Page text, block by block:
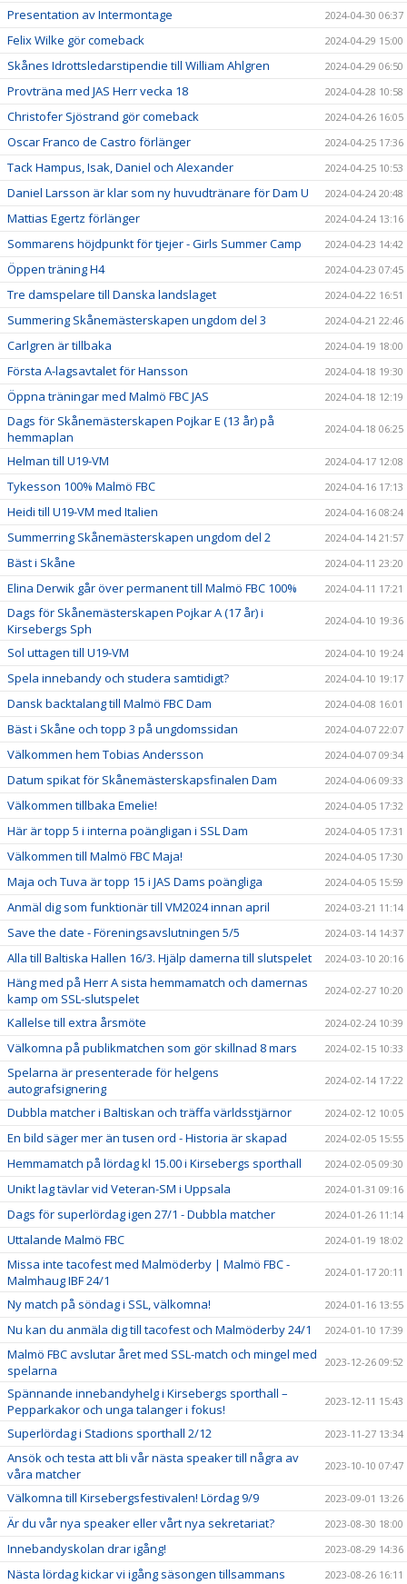
Presentation av Intermontage 2024-04-30 06:37
Felix Wilke gör comeback 2024-04-29 15:00
Skånes Idrottsledarstipendie till William Ahlgren 2024-04-29 06:50
Provträna med JAS Herr vecka 18 2024-04-28 10:58
Christofer Sjöstrand gör comeback 2024-04-26 16:05
Oscar Franco de Castro förlänger 2024-04-25 17:36
Tack Hampus, Isak, Daniel och Alexander 2024-04-25 10:53
Daniel Larsson är klar som ny huvudtränare för Dam U 2024-04-24 20:48
Mattias Egertz förlänger 2024-04-24 13:16
Sommarens höjdpunkt för tjejer - Girls Summer Camp 2024-04-23 14:42
Öppen träning H4 2024-04-23 07:45
Tre damspelare till Danska landslaget 2024-04-22 16:51
Summering Skånemästerskapen ungdom del 3 2024-04-21 22:46
Carlgren är tillbaka 2024-04-19 18:00
Första A-lagsavtalet för Hansson 2024-04-18 19:30
Öppna träningar med Malmö FBC JAS 2024-04-18 12:19
Dags för Skånemästerskapen Pojkar E (13 år) på
hemmaplan
2024-04-18 06:25
Helman till U19-VM 2024-04-17 12:08
Tykesson 100% Malmö FBC 2024-04-16 17:13
Heidi till U19-VM med Italien 2024-04-16 08:24
Summerring Skånemästerskapen ungdom del 2 2024-04-14 21:57
Bäst i Skåne 2024-04-11 23:20
Elina Derwik går över permanent till Malmö FBC 100% 2024-04-11 17:21
Dags för Skånemästerskapen Pojkar A (17 år) i
Kirsebergs Sph
2024-04-10 19:36
Sol uttagen till U19-VM 2024-04-10 19:24
Spela innebandy och studera samtidigt? 2024-04-10 19:17
Dansk backtalang till Malmö FBC Dam 2024-04-08 16:01
Bäst i Skåne och topp 3 på ungdomssidan 2024-04-07 22:07
Välkommen hem Tobias Andersson 2024-04-07 09:34
Datum spikat för Skånemästerskapsfinalen Dam 2024-04-06 09:33
Välkommen tillbaka Emelie! 2024-04-05 17:32
Här är topp 5 i interna poängligan i SSL Dam 2024-04-05 17:31
Välkommen till Malmö FBC Maja! 2024-04-05 17:30
Maja och Tuva är topp 15 i JAS Dams poängliga 2024-04-05 15:59
Anmäl dig som funktionär till VM2024 innan april 2024-03-21 11:14
Save the date - Föreningsavslutningen 5/5 2024-03-14 14:37
Alla till Baltiska Hallen 16/3. Hjälp damerna till slutspelet 2024-03-10 20:16
Häng med på Herr A sista hemmamatch och damernas
kamp om SSL-slutspelet
2024-02-27 10:20
Kallelse till extra årsmöte 2024-02-24 10:39
Välkomna på publikmatchen som gör skillnad 8 mars 2024-02-15 10:33
Spelarna är presenterade för helgens
autografsignering
2024-02-14 17:22
Dubbla matcher i Baltiskan och träffa världsstjärnor 2024-02-12 10:05
En bild säger mer än tusen ord - Historia är skapad 2024-02-05 15:55
Hemmamatch på lördag kl 15.00 i Kirsebergs sporthall 2024-02-05 09:30
Unikt lag tävlar vid Veteran-SM i Uppsala 2024-01-31 09:16
Dags för superlördag igen 27/1 - Dubbla matcher 2024-01-26 11:14
Uttalande Malmö FBC 2024-01-19 18:02
Missa inte tacofest med Malmöderby | Malmö FBC -
Malmhaug IBF 24/1
2024-01-17 20:11
Ny match på söndag i SSL, välkomna! 2024-01-16 13:55
Nu kan du anmäla dig till tacofest och Malmöderby 24/1 2024-01-10 17:39
Malmö FBC avslutar året med SSL-match och mingel med
spelarna
2023-12-26 09:52
Spännande innebandyhelg i Kirsebergs sporthall –
Pepparkakor och unga talanger i fokus!
2023-12-11 15:43
Superlördag i Stadions sporthall 2/12 2023-11-27 13:34
Ansök och testa att bli vår nästa speaker till några av
våra matcher
2023-10-10 07:47
Välkomna till Kirsebergsfestivalen! Lördag 9/9 2023-09-01 13:26
Är du vår nya speaker eller vårt nya sekretariat? 2023-08-30 18:00
Innebandyskolan drar igång! 2023-08-29 14:36
Nästa lördag kickar vi igång säsongen tillsammans 2023-08-26 16:11